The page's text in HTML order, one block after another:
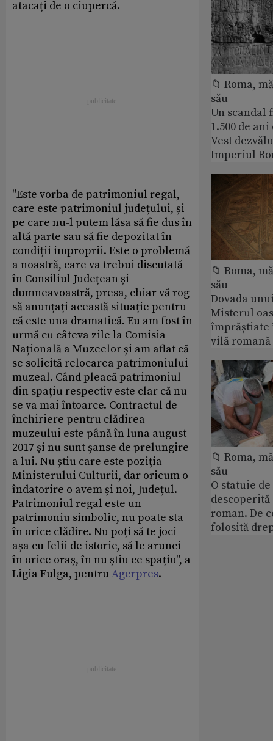
atacați de o ciupercă.
"Este vorba de patrimoniul regal,
care este patrimoniul județului, și
pe care nu-l putem lăsa să fie dus în
altă parte sau să fie depozitat în
condiții improprii. Este o problemă
a noastră, care va trebui discutată
în Consiliul Județean și
dumneavoastră, presa, chiar vă rog
să anunțați această situație pentru
că este una dramatică. Eu am fost în
urmă cu câteva zile la Comisia
Națională a Muzeelor și am aflat că
se solicită relocarea patrimoniului
muzeal. Când pleacă patrimoniul
din spațiu respectiv este clar că nu
se va mai întoarce. Contractul de
închiriere pentru clădirea
muzeului este până în luna august
2017 și nu sunt șanse de prelungire
a lui. Nu știu care este poziția
Ministerului Culturii, dar oricum o
îndatorire o avem și noi, Județul.
Patrimoniul regal este un
patrimoniu simbolic, nu poate sta
în orice clădire. Nu poți să te joci
așa cu felii de istorie, să le arunci
în orice oraș, în nu știu ce spațiu", a
Ligia Fulga, pentru Agerpres.
📁 Roma,
său
Un scandal
1.500 de
Vest
Imperiul
📁 Roma,
său
Dovada
Misterul
împrăștiate
vilă romană
📁 Roma,
său
O statuie
roman. De
folosită